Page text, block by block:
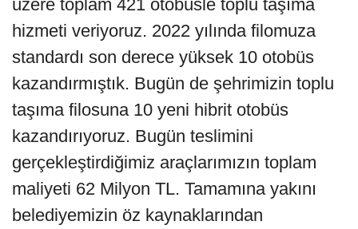
üzere toplam 421 otobüsle toplu taşıma
hizmeti veriyoruz. 2022 yılında filomuza
standardı son derece yüksek 10 otobüs
kazandırmıştık. Bugün de şehrimizin toplu
taşıma filosuna 10 yeni hibrit otobüs
kazandırıyoruz. Bugün teslimini
gerçekleştirdiğimiz araçlarımızın toplam
maliyeti 62 Milyon TL. Tamamına yakını
belediyemizin öz kaynaklarından